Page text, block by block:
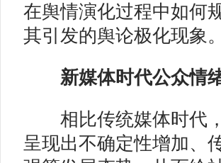
在舆情演化过程中如何
其引发的舆论极化现象。
新媒体时代公众情
相比传统媒体时代，
呈现出不确定性增加、